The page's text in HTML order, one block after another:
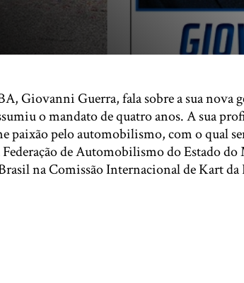
Giovanni Guerra, fala sobre a sua nova
o mandato de quatro anos. A sua
paixão pelo automobilismo, com o qual
de Automobilismo do Estado do
na Comissão Internacional de Kart